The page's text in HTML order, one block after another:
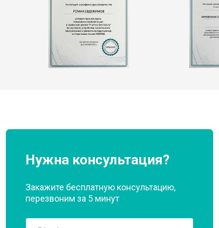
Нужна консультация?
Закажите бесплатную консультацию,
перезвоним за 5 минут